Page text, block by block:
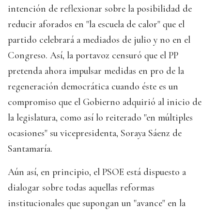
intención de reflexionar sobre la posibilidad de
reducir aforados en "la escuela de calor" que el
partido celebrará a mediados de julio y no en el
Congreso. Así, la portavoz censuró que el PP
pretenda ahora impulsar medidas en pro de la
regeneración democrática cuando éste es un
compromiso que el Gobierno adquirió al inicio de
la legislatura, como así lo reiterado "en múltiples
ocasiones" su vicepresidenta, Soraya Sáenz de
Santamaría.
Aún así, en principio, el PSOE está dispuesto a
dialogar sobre todas aquellas reformas
institucionales que supongan un "avance" en la